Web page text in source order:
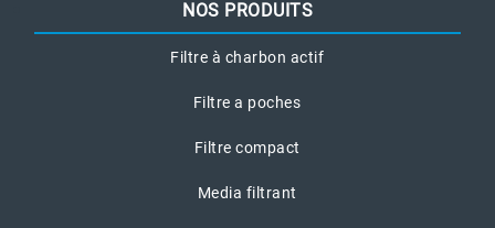
NOS PRODUITS
Filtre à charbon actif
Filtre a poches
Filtre compact
Media filtrant